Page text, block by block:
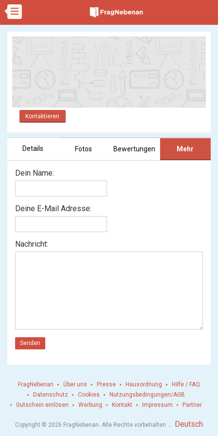
Kontaktieren
Details Fotos Bewertungen Mehr
Dein Name:
Deine E-Mail Adresse:
Nachricht:
Senden
FragNebenan Über uns Presse Hausordnung
Hilfe / FAQ
Datenschutz
Cookies
Nutzungsbedingungen/AGB
Gutschein einlösen
Werbung Kontakt Impressum Partner
Copyright © 2026 FragNebenan. Alle Rechte vorbehalten . Deutsch